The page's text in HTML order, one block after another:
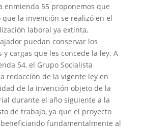
enmienda 55 proponemos que
la invención se realizó en el
laboral ya extinta,
puedan conservar los
y cargas que les concede la ley. A
54, el Grupo Socialista
redacción de la vigente ley en
de la invención objeto de la
durante el año siguiente a la
de trabajo, ya que el proyecto
fundamentalmente al